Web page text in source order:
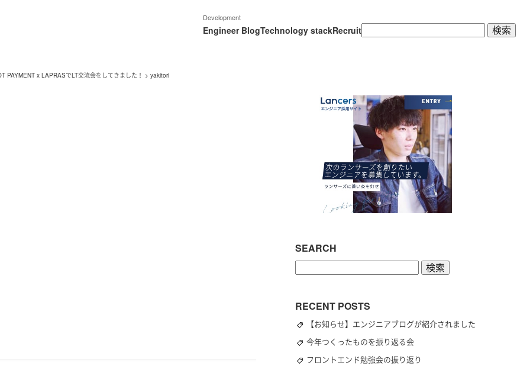
Development
Engineer BlogTechnology stackRecruit検
索:
PAYMENT x LAPRASでLT交流会をしてきました！ > yakitori
SEARCH
RECENT POSTS
【お知らせ】エンジニアブログが紹介されました
今年つくったものを振り返る会
フロントエンド勉強会の振り返り